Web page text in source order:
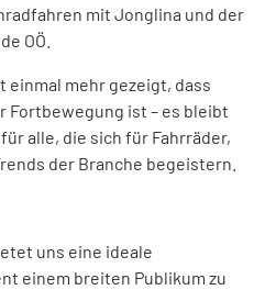
mit Jonglina und der
OÖ.
einmal mehr gezeigt, dass
Fortbewegung ist – es bleibt
alle, die sich für Fahrräder,
der Branche begeistern.
uns eine ideale
einem breiten Publikum zu